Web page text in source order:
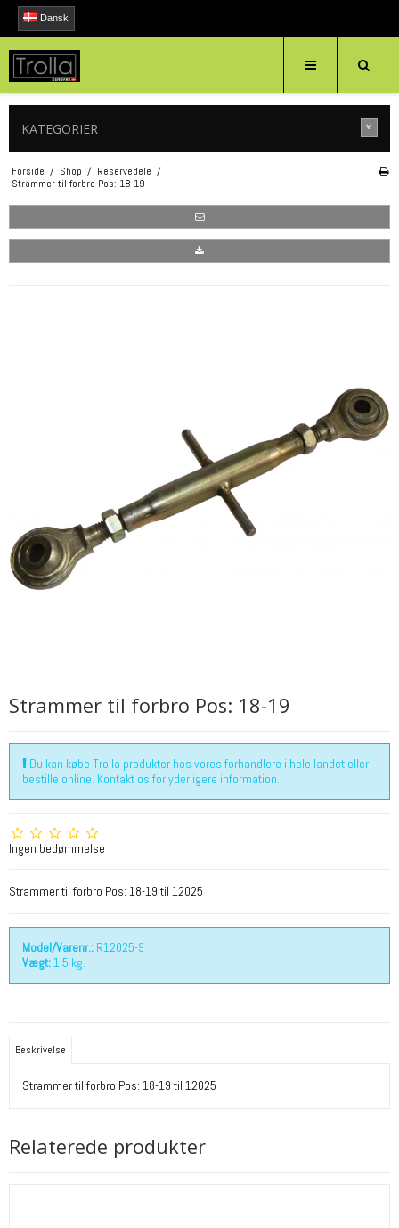
Dansk
KATEGORIER
Forside / Shop / Reservedele /
Strammer til forbro Pos: 18-19
Strammer til forbro Pos: 18-19
Du kan købe Trolla produkter hos vores forhandlere i hele landet eller
bestille online. Kontakt os for yderligere information.
Ingen bedømmelse
Strammer til forbro Pos: 18-19 til 12025
Model/Varenr.: R12025-9
Vægt:1,5 kg.
Beskrivelse
Strammer til forbro Pos: 18-19 til 12025
Relaterede produkter